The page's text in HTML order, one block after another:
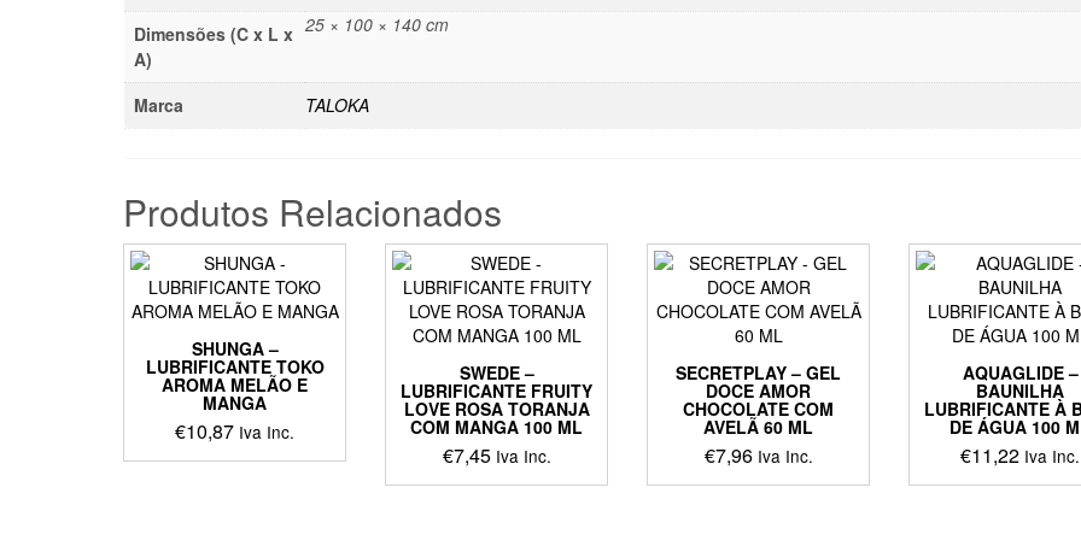
Dimensões (C x L x
A)
25 × 100 × 140 cm
Marca TALOKA
Produtos Relacionados
SHUNGA –
LUBRIFICANTE TOKO
AROMA MELÃO E
MANGA
€10,87 Iva Inc.
SWEDE –
LUBRIFICANTE FRUITY
LOVE ROSA TORANJA
COM MANGA 100 ML
€7,45 Iva Inc.
SECRETPLAY – GEL
DOCE AMOR
CHOCOLATE COM
AVELÃ 60 ML
€7,96 Iva Inc.
AQUAGLIDE –
BAUNILHA
LUBRIFICANTE À
DE ÁGUA 100
€11,22 Iva Inc.